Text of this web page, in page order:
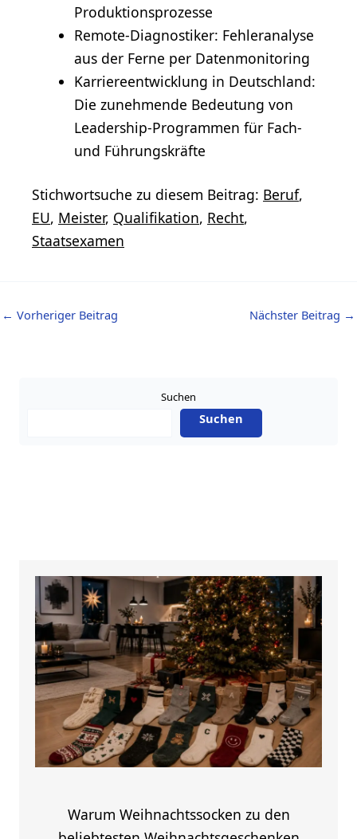
Produktionsprozesse
Remote-Diagnostiker: Fehleranalyse
aus der Ferne per Datenmonitoring
Karriereentwicklung in Deutschland:
Die zunehmende Bedeutung von
Leadership-Programmen für Fach-
und Führungskräfte
Stichwortsuche zu diesem Beitrag: Beruf,
EU, Meister, Qualifikation, Recht,
Staatsexamen
← Vorheriger Beitrag Nächster Beitrag →
Suchen
Suchen
Warum Weihnachtssocken zu den